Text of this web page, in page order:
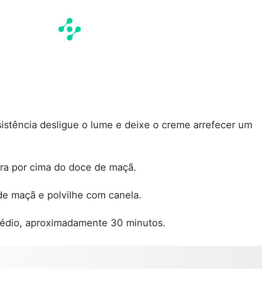
desligue o lume e deixe o creme arrefecer um
por cima do doce de maçã.
maçã e polvilhe com canela.
aproximadamente 30 minutos.